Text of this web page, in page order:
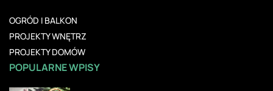
OGRÓD I BALKON
PROJEKTY WNĘTRZ
PROJEKTY DOMÓW
POPULARNE WPISY